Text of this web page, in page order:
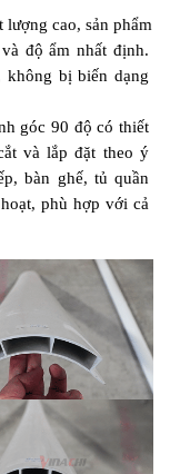
cao, sản phẩm
độ ẩm nhất định.
không bị biến dạng
góc 90 độ có thiết
và lắp đặt theo ý
bàn ghế, tủ quần
phù hợp với cả